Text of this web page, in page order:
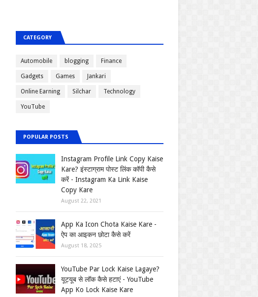
CATEGORY
Automobile blogging Finance
Gadgets Games Jankari
Online Earning Silchar Technology
YouTube
POPULAR POSTS
Instagram Profile Link Copy Kaise
Kare? इंस्टाग्राम पोस्ट लिंक कॉपी कैसे
करें - Instagram Ka Link Kaise
Copy Kare
August 22, 2021
App Ka Icon Chota Kaise Kare -
ऐप का आइकन छोटा कैसे करें
August 18, 2025
YouTube Par Lock Kaise Lagaye?
यूट्यूब से लॉक कैसे हटाएं - YouTube
App Ko Lock Kaise Kare